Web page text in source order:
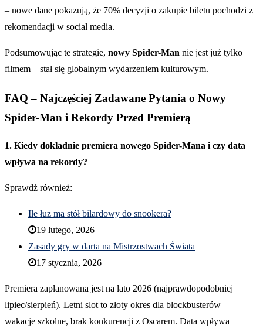
– nowe dane pokazują, że 70% decyzji o zakupie biletu pochodzi z
rekomendacji w social media.
Podsumowując te strategie, nowy Spider-Man nie jest już tylko
filmem – stał się globalnym wydarzeniem kulturowym.
FAQ – Najczęściej Zadawane Pytania o Nowy
Spider-Man i Rekordy Przed Premierą
1. Kiedy dokładnie premiera nowego Spider-Mana i czy data
wpływa na rekordy?
Sprawdź również:
Ile łuz ma stół bilardowy do snookera?
19 lutego, 2026
Zasady gry w darta na Mistrzostwach Świata
17 stycznia, 2026
Premiera zaplanowana jest na lato 2026 (najprawdopodobniej
lipiec/sierpień). Letni slot to złoty okres dla blockbusterów –
wakacje szkolne, brak konkurencji z Oscarem. Data wpływa